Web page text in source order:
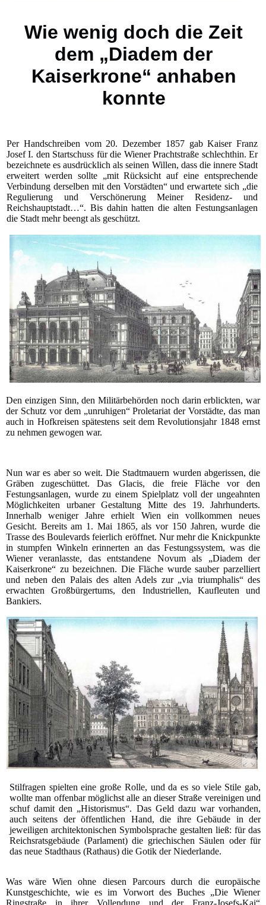
Wie wenig doch die Zeit
dem „Diadem der
Kaiserkrone“ anhaben
konnte
Per Handschreiben vom 20. Dezember 1857 gab Kaiser Franz
Josef I. den Startschuss für die Wiener Prachtstraße schlechthin. Er
bezeichnete es ausdrücklich als seinen Willen, dass die innere Stadt
erweitert werden sollte „mit Rücksicht auf eine entsprechende
Verbindung derselben mit den Vorstädten“ und erwartete sich „die
Regulierung und Verschönerung Meiner Residenz- und
Reichshauptstadt…“. Bis dahin hatten die alten Festungsanlagen
die Stadt mehr beengt als geschützt.
Den einzigen Sinn, den Militärbehörden noch darin erblickten, war
der Schutz vor dem „unruhigen“ Proletariat der Vorstädte, das man
auch in Hofkreisen spätestens seit dem Revolutionsjahr 1848 ernst
zu nehmen gewogen war.
Nun war es aber so weit. Die Stadtmauern wurden abgerissen, die
Gräben zugeschüttet. Das Glacis, die freie Fläche vor den
Festungsanlagen, wurde zu einem Spielplatz voll der ungeahnten
Möglichkeiten urbaner Gestaltung Mitte des 19. Jahrhunderts.
Innerhalb weniger Jahre erhielt Wien ein vollkommen neues
Gesicht. Bereits am 1. Mai 1865, als vor 150 Jahren, wurde die
Trasse des Boulevards feierlich eröffnet. Nur mehr die Knickpunkte
in stumpfen Winkeln erinnerten an das Festungssystem, was die
Wiener veranlasste, das entstandene Novum als „Diadem der
Kaiserkrone“ zu bezeichnen. Die Fläche wurde sauber parzelliert
und neben den Palais des alten Adels zur „via triumphalis“ des
erwachten Großbürgertums, den Industriellen, Kaufleuten und
Bankiers.
Stilfragen spielten eine große Rolle, und da es so viele Stile gab,
wollte man offenbar möglichst alle an dieser Straße vereinigen und
schuf damit den „Historismus“. Das Geld dazu war vorhanden,
auch seitens der öffentlichen Hand, die ihre Gebäude in der
jeweiligen architektonischen Symbolsprache gestalten ließ: für das
Reichsratsgebäude (Parlament) die griechischen Säulen oder für
das neue Stadthaus (Rathaus) die Gotik der Niederlande.
Was wäre Wien ohne diesen Parcours durch die europäische
Kunstgeschichte, wie es im Vorwort des Buches „Die Wiener
Ringstraße in ihrer Vollendung und der Franz-Josefs-Kai“